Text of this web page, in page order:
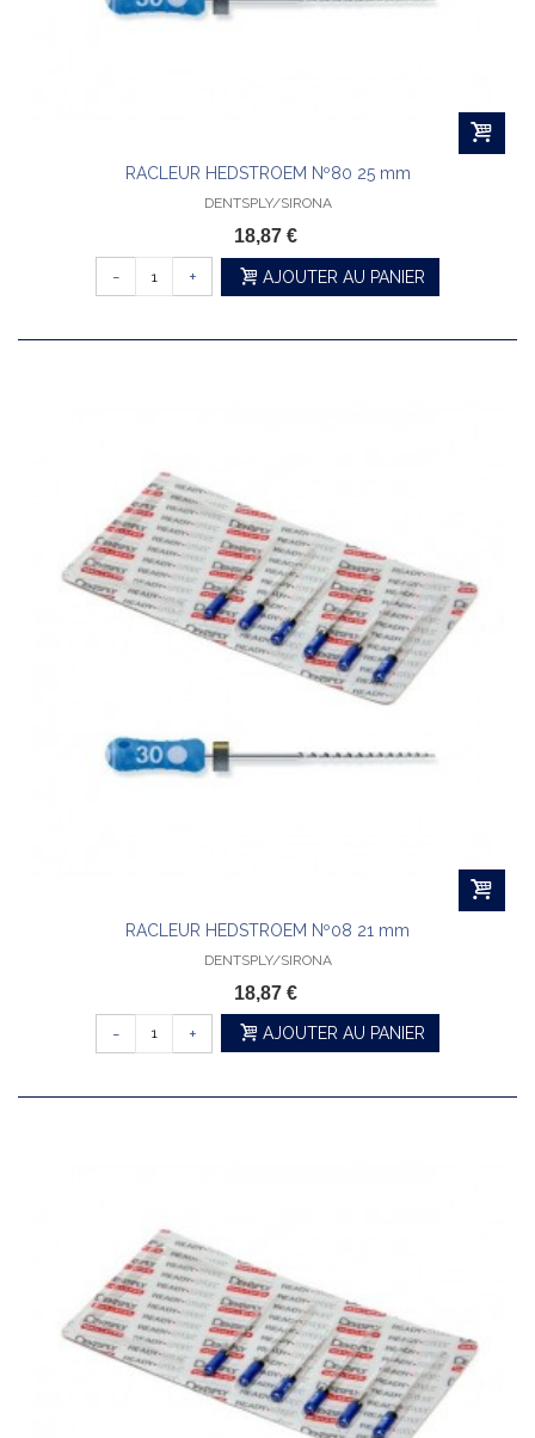
RACLEUR HEDSTROEM Nº80 25 mm
DENTSPLY/SIRONA
18,87 €
- + AJOUTER AU PANIER
RACLEUR HEDSTROEM Nº08 21 mm
DENTSPLY/SIRONA
18,87 €
- + AJOUTER AU PANIER